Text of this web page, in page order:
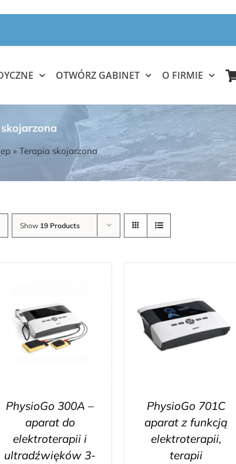
OTWÓRZ GABINET O FIRMIE
» Terapia skojarzona
Show 19 Products
PhysioGo 300A –
aparat do
elektroterapii i
ultradźwięków 3-
PhysioGo 701C
aparat z funkcją
elektroterapii,
terapii